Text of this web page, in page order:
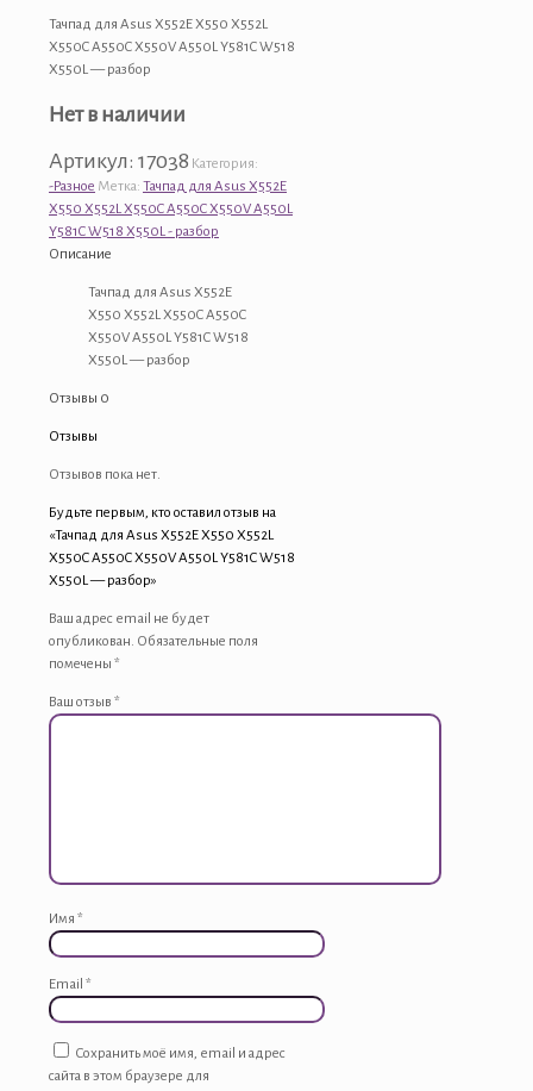
Тачпад для Asus X552E X550 X552L
X550C A550C X550V A550L Y581C W518
X550L — разбор
Нет в наличии
Артикул: 17038 Категория:
-Разное Метка: Тачпад для Asus X552E
X550 X552L X550C A550C X550V A550L
Y581C W518 X550L - разбор
Описание
Тачпад для Asus X552E
X550 X552L X550C A550C
X550V A550L Y581C W518
X550L — разбор
Отзывы 0
Отзывы
Отзывов пока нет.
Будьте первым, кто оставил отзыв на
«Тачпад для Asus X552E X550 X552L
X550C A550C X550V A550L Y581C W518
X550L — разбор»
Ваш адрес email не будет
опубликован. Обязательные поля
помечены *
Ваш отзыв *
Имя *
Email *
Сохранить моё имя, email и адрес
сайта в этом браузере для